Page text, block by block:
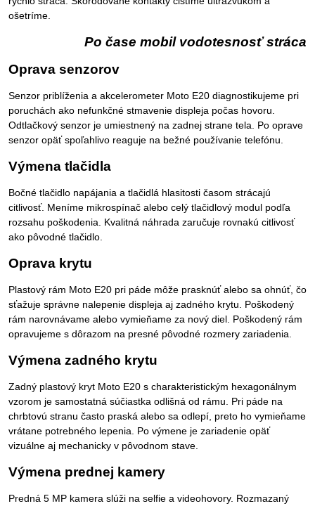
ošetríme.
Po čase mobil vodotesnosť stráca
Oprava senzorov
Senzor priblíženia a akcelerometer Moto E20 diagnostikujeme pri
poruchách ako nefunkčné stmavenie displeja počas hovoru.
Odtlačkový senzor je umiestnený na zadnej strane tela. Po oprave
senzor opäť spoľahlivo reaguje na bežné používanie telefónu.
Výmena tlačidla
Bočné tlačidlo napájania a tlačidlá hlasitosti časom strácajú
citlivosť. Meníme mikrospínač alebo celý tlačidlový modul podľa
rozsahu poškodenia. Kvalitná náhrada zaručuje rovnakú citlivosť
ako pôvodné tlačidlo.
Oprava krytu
Plastový rám Moto E20 pri páde môže prasknúť alebo sa ohnúť, čo
sťažuje správne nalepenie displeja aj zadného krytu. Poškodený
rám narovnávame alebo vymieňame za nový diel. Poškodený rám
opravujeme s dôrazom na presné pôvodné rozmery zariadenia.
Výmena zadného krytu
Zadný plastový kryt Moto E20 s charakteristickým hexagonálnym
vzorom je samostatná súčiastka odlišná od rámu. Pri páde na
chrbtovú stranu často praská alebo sa odlepí, preto ho vymieňame
vrátane potrebného lepenia. Po výmene je zariadenie opäť
vizuálne aj mechanicky v pôvodnom stave.
Výmena prednej kamery
Predná 5 MP kamera slúži na selfie a videohovory. Rozmazaný